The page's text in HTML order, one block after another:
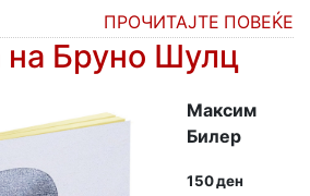
ПРОЧИТАЈТЕ ПОВЕЌЕ
на Бруно Шулц
Максим
Билер
150 ден